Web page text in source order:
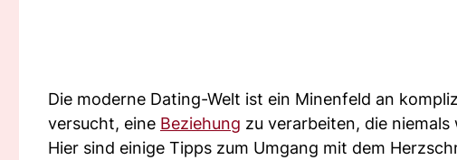
Die moderne Dating-Welt ist ein Minenfeld an
versucht, eine Beziehung zu verarbeiten, die
Hier sind einige Tipps zum Umgang mit dem